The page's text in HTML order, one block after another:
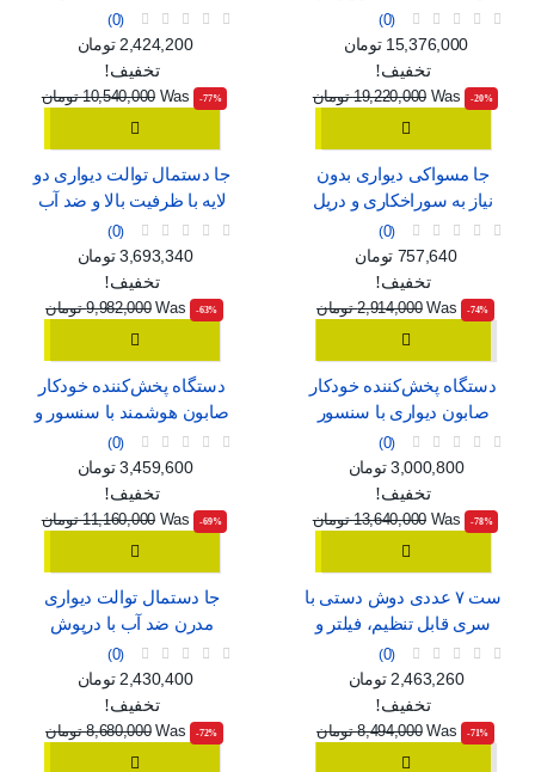
محیطی و نمایشگر دیجیتال
0
قیمت عادی
قیمت
15,376,000 تومان
تخفیف!
‎-20%
Was 19,220,000 تومان
پنجره‌ی نمایش
0
قیمت عادی
قیمت
2,424,200 تومان
تخفیف!
‎-77%
Was 10,540,000 تومان
جا مسواکی دیواری بدون
نیاز به سوراخکاری و دریل
0
قیمت عادی
قیمت
757,640 تومان
تخفیف!
‎-74%
Was 2,914,000 تومان
جا دستمال توالت دیواری دو
لایه با ظرفیت بالا و ضد آب
0
قیمت عادی
قیمت
3,693,340 تومان
تخفیف!
‎-63%
Was 9,982,000 تومان
دستگاه پخش‌کننده خودکار
صابون دیواری با سنسور
هوشمند، قابل شارژ با USB
0
قیمت عادی
قیمت
3,000,800 تومان
تخفیف!
‎-78%
Was 13,640,000 تومان
دستگاه پخش‌کننده خودکار
صابون هوشمند با سنسور و
قابلیت تنظیم جریان
0
قیمت عادی
قیمت
3,459,600 تومان
تخفیف!
‎-69%
Was 11,160,000 تومان
ست ۷ عددی دوش دستی با
سری قابل تنظیم، فیلتر و
ماساژور
0
قیمت عادی
قیمت
2,463,260 تومان
تخفیف!
‎-71%
Was 8,494,000 تومان
جا دستمال توالت دیواری
مدرن ضد آب با درپوش
0
قیمت عادی
قیمت
2,430,400 تومان
تخفیف!
‎-72%
Was 8,680,000 تومان